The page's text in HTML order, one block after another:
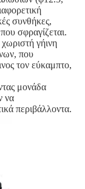
συνθήκες,
σφραγίζεται.
γήινη
που
τον εύκαμπτο,
μονάδα
να
περιβάλλοντα.